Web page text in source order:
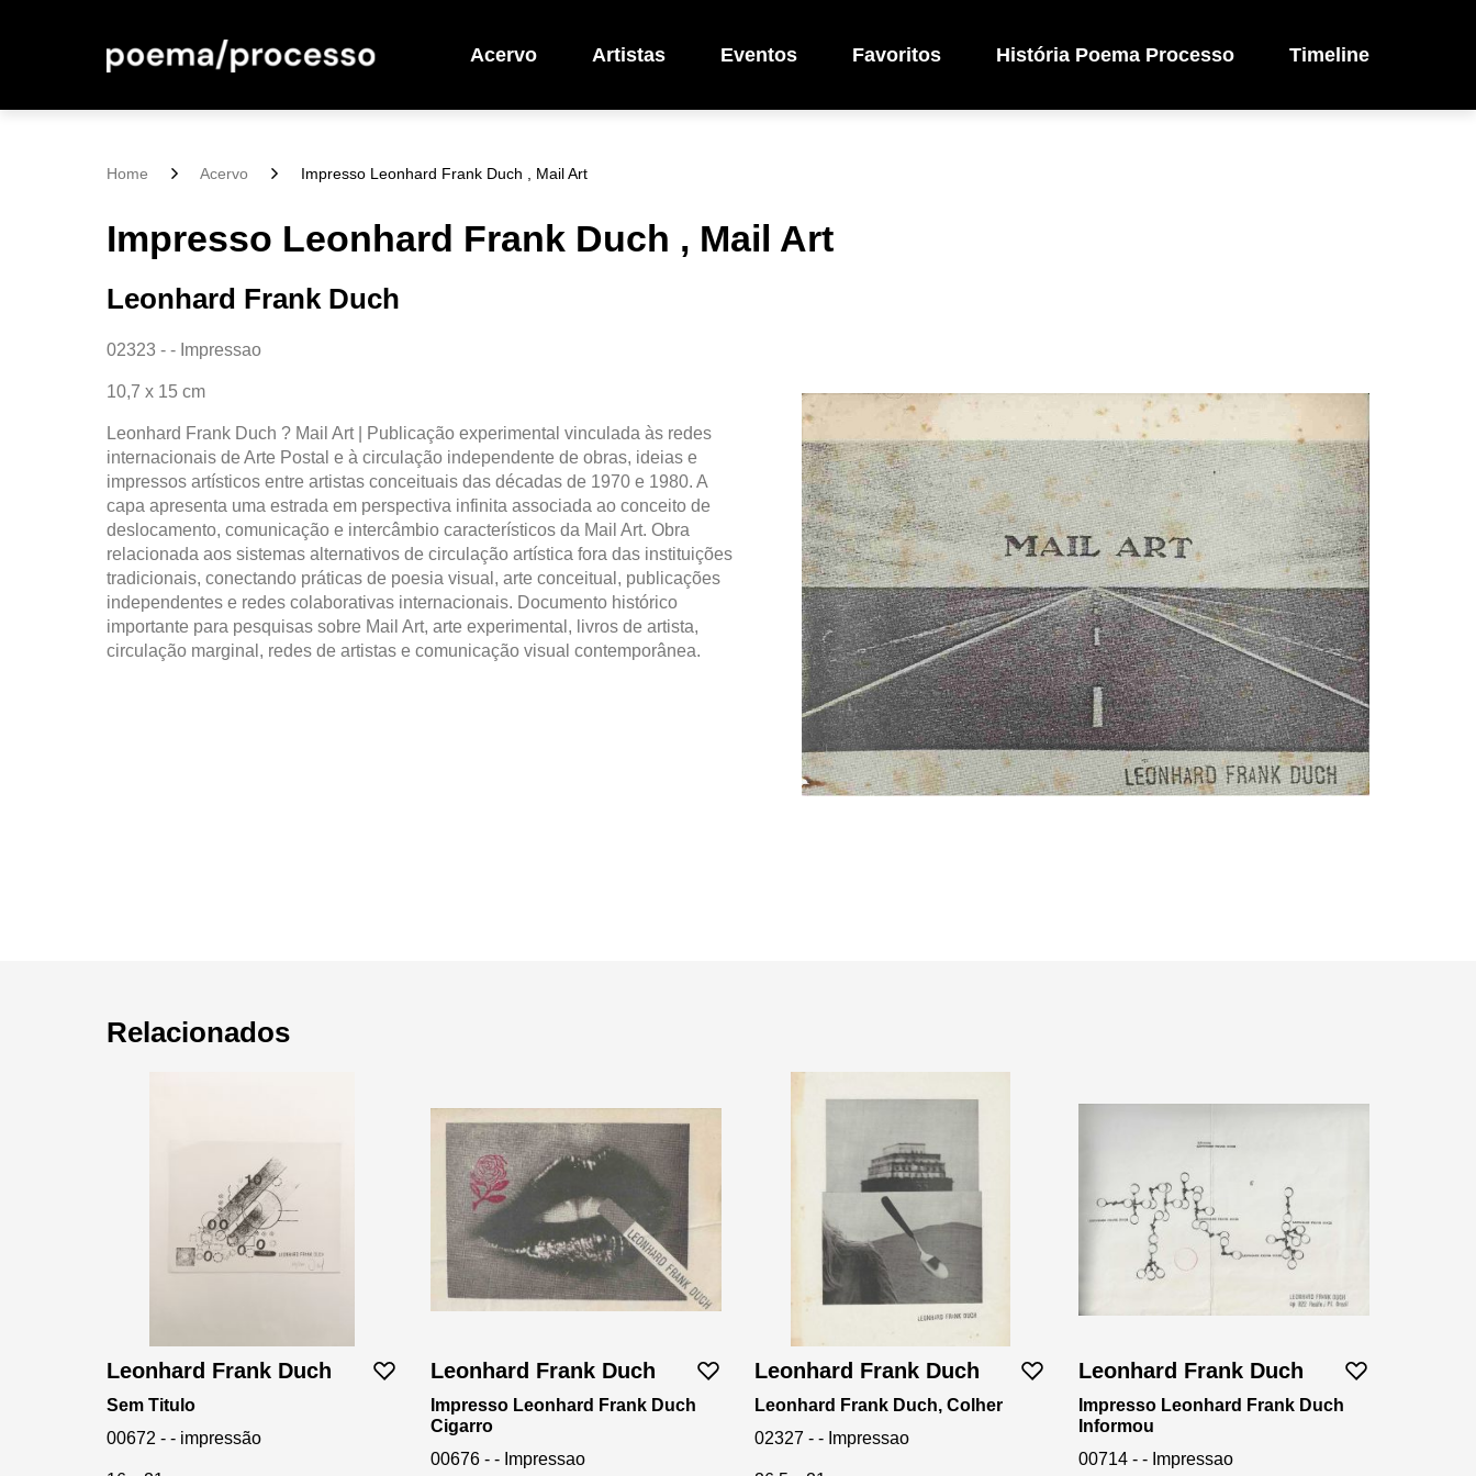
Acervo Artistas Eventos Favoritos História Poema Processo Timeline
Home Acervo Impresso Leonhard Frank Duch , Mail Art
Impresso Leonhard Frank Duch , Mail Art
Leonhard Frank Duch
02323 - - Impressao
10,7 x 15 cm
Leonhard Frank Duch ? Mail Art | Publicação experimental vinculada às redes
internacionais de Arte Postal e à circulação independente de obras, ideias e
impressos artísticos entre artistas conceituais das décadas de 1970 e 1980. A
capa apresenta uma estrada em perspectiva infinita associada ao conceito de
deslocamento, comunicação e intercâmbio característicos da Mail Art. Obra
relacionada aos sistemas alternativos de circulação artística fora das instituições
tradicionais, conectando práticas de poesia visual, arte conceitual, publicações
independentes e redes colaborativas internacionais. Documento histórico
importante para pesquisas sobre Mail Art, arte experimental, livros de artista,
circulação marginal, redes de artistas e comunicação visual contemporânea.
Relacionados
Leonhard Frank Duch
Sem Titulo
00672 - - impressão
Leonhard Frank Duch
Impresso Leonhard Frank Duch
Cigarro
00676 - - Impressao
Leonhard Frank Duch
Leonhard Frank Duch, Colher
02327 - - Impressao
Leonhard Frank Duch
Impresso Leonhard Frank Duch
Informou
00714 - - Impressao